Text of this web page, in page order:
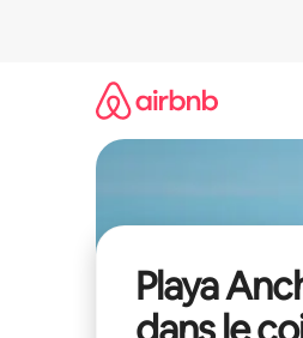
Playa